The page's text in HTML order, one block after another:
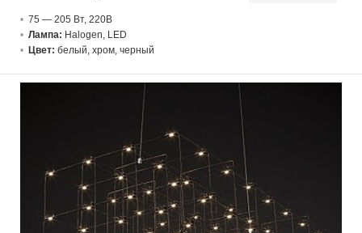
75 — 205 Вт, 220В
Лампа: Halogen, LED
Цвет: белый, хром, черный